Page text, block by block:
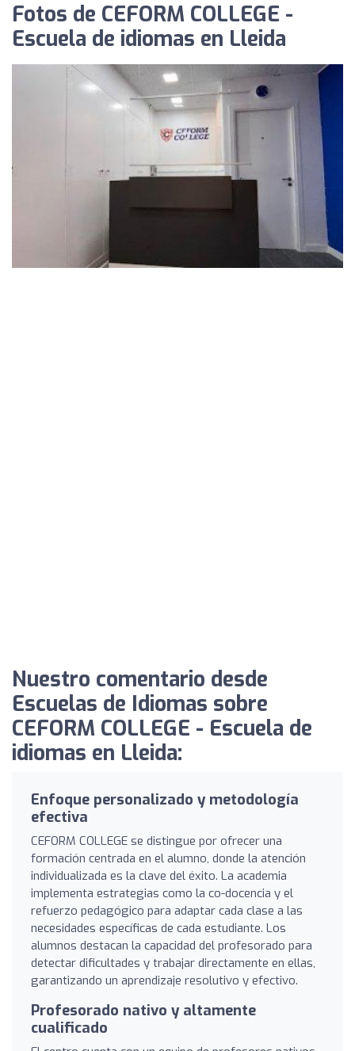
Fotos de CEFORM COLLEGE -
Escuela de idiomas en Lleida
Nuestro comentario desde
Escuelas de Idiomas sobre
CEFORM COLLEGE - Escuela de
idiomas en Lleida:
Enfoque personalizado y metodología
efectiva
CEFORM COLLEGE se distingue por ofrecer una
formación centrada en el alumno, donde la atención
individualizada es la clave del éxito. La academia
implementa estrategias como la co-docencia y el
refuerzo pedagógico para adaptar cada clase a las
necesidades específicas de cada estudiante. Los
alumnos destacan la capacidad del profesorado para
detectar dificultades y trabajar directamente en ellas,
garantizando un aprendizaje resolutivo y efectivo.
Profesorado nativo y altamente
cualificado